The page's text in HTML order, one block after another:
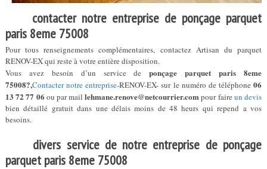
contacter notre entreprise de ponçage parquet
paris 8eme 75008
Pour tous renseignements complémentaires, contactez Artisan du parquet
RENOV-EX qui reste à votre entière disposition.
Vous avez besoin d’un service deponçage parquet paris 8eme
75008?,Contacter notre entreprise-RENOV-EX- sur le numéro de téléphone 06
13 72 77 06 ou par maillehmane.renove@netcourrier.compour faire un devis
bien détaillé gratuit dans une délais moins de 48 heurs qui repend a vos
besoins.
divers service de notre entreprise de ponçage
parquet paris 8eme 75008